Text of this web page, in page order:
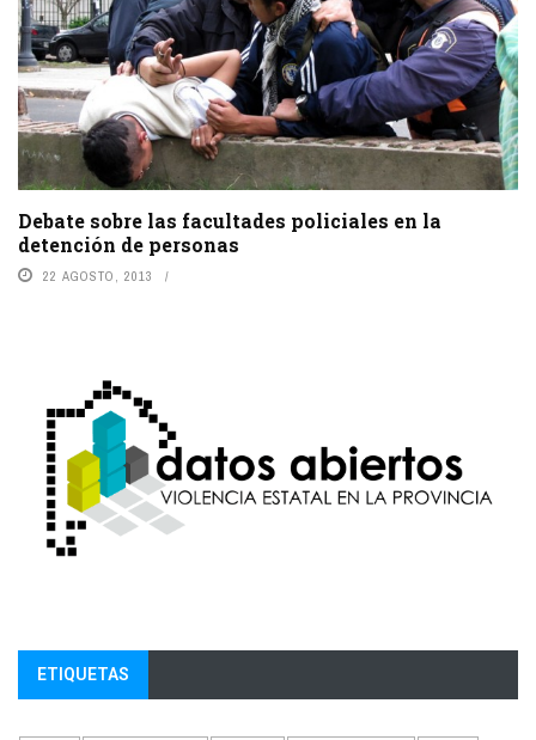
Debate sobre las facultades policiales en la
detención de personas
22 AGOSTO, 2013
ETIQUETAS